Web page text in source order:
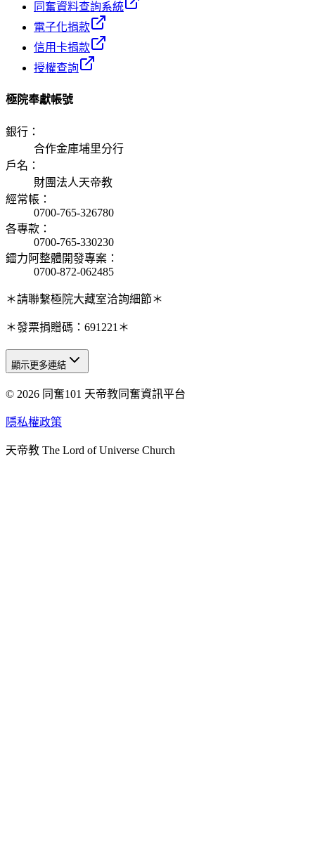
同奮資料查詢系統
電子化捐款
信用卡捐款
授權查詢
極院奉獻帳號
銀行 ：
合作金庫埔里分行
戶名 ：
財團法人天帝教
經常帳 ：
0700-765-326780
各專款 ：
0700-765-330230
鐳力阿整體開發專案 ：
0700-872-062485
＊請聯繫極院大藏室洽詢細節＊
＊發票捐贈碼：691221＊
天人研究總院
天人研究學院
天人炁功院
顯示更多連結
© 2026 同奮101 天帝教同奮資訊平台
隱私權政策
天帝教 The Lord of Universe Church